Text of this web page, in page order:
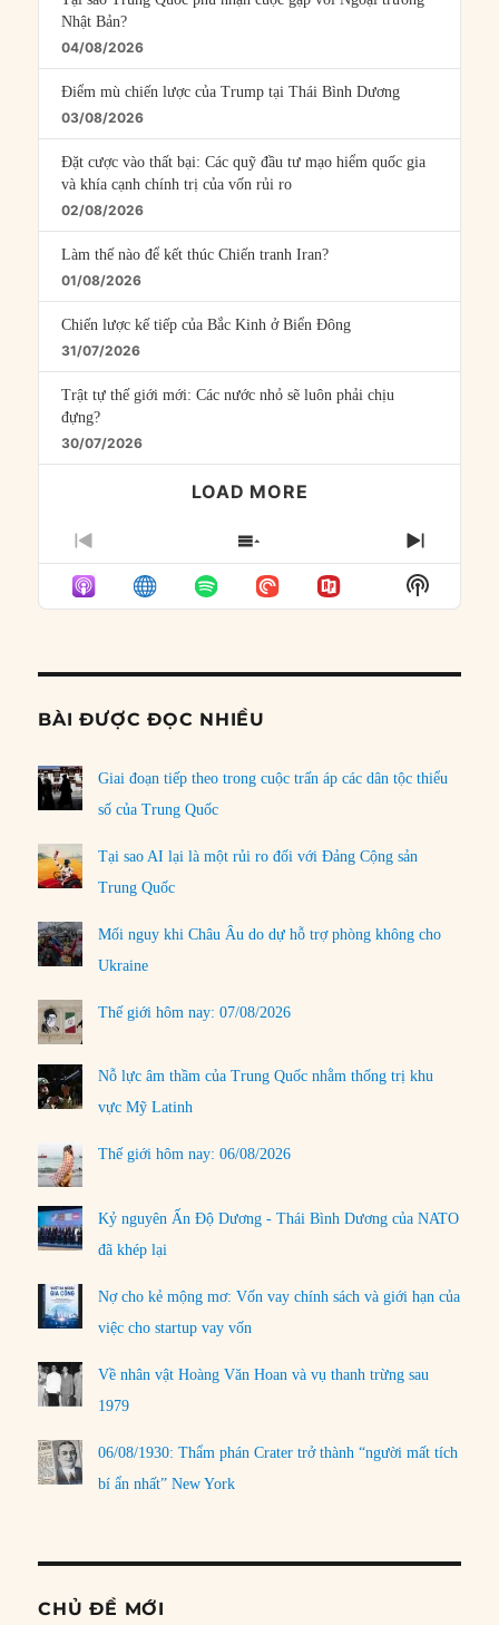
Nhật Bản?
04/08/2026
Điểm mù chiến lược của Trump tại Thái Bình Dương
03/08/2026
Đặt cược vào thất bại: Các quỹ đầu tư mạo hiểm quốc gia
và khía cạnh chính trị của vốn rủi ro
02/08/2026
Làm thế nào để kết thúc Chiến tranh Iran?
01/08/2026
Chiến lược kế tiếp của Bắc Kinh ở Biển Đông
31/07/2026
Trật tự thế giới mới: Các nước nhỏ sẽ luôn phải chịu
đựng?
30/07/2026
LOAD MORE
PREVIOUS
EPISODE
SHOW
EPISODES
LIST
NEXT
Show
Podcast
BÀI ĐƯỢC ĐỌC NHIỀU
Giai đoạn tiếp theo trong cuộc trấn áp các dân tộc thiểu
số của Trung Quốc
Tại sao AI lại là một rủi ro đối với Đảng Cộng sản
Trung Quốc
Mối nguy khi Châu Âu do dự hỗ trợ phòng không cho
Ukraine
Thế giới hôm nay: 07/08/2026
Nỗ lực âm thầm của Trung Quốc nhằm thống trị khu
vực Mỹ Latinh
Thế giới hôm nay: 06/08/2026
Kỷ nguyên Ấn Độ Dương - Thái Bình Dương của NATO
đã khép lại
Nợ cho kẻ mộng mơ: Vốn vay chính sách và giới hạn của
việc cho startup vay vốn
Về nhân vật Hoàng Văn Hoan và vụ thanh trừng sau
1979
06/08/1930: Thẩm phán Crater trở thành “người mất tích
bí ẩn nhất” New York
CHỦ ĐỀ MỚI